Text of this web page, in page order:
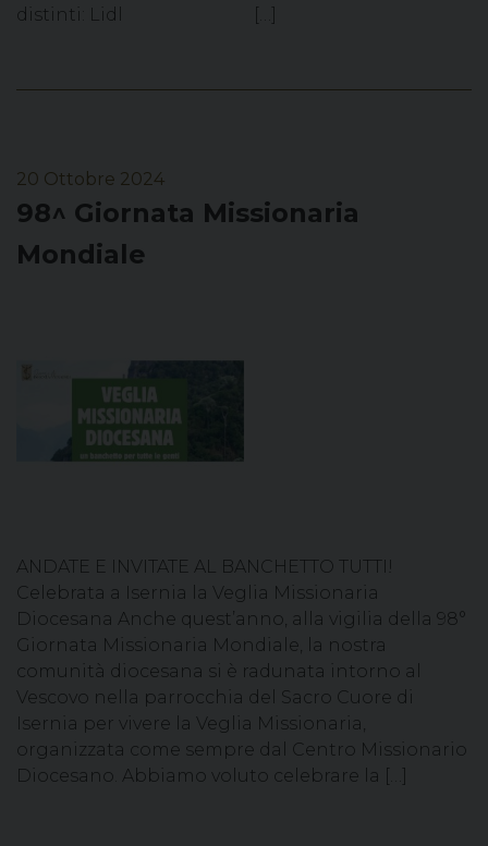
distinti: Lidl […]
20 Ottobre 2024
98^ Giornata Missionaria
Mondiale
ANDATE E INVITATE AL BANCHETTO TUTTI!
Celebrata a Isernia la Veglia Missionaria
Diocesana Anche quest’anno, alla vigilia della 98°
Giornata Missionaria Mondiale, la nostra
comunità diocesana si è radunata intorno al
Vescovo nella parrocchia del Sacro Cuore di
Isernia per vivere la Veglia Missionaria,
organizzata come sempre dal Centro Missionario
Diocesano. Abbiamo voluto celebrare la […]